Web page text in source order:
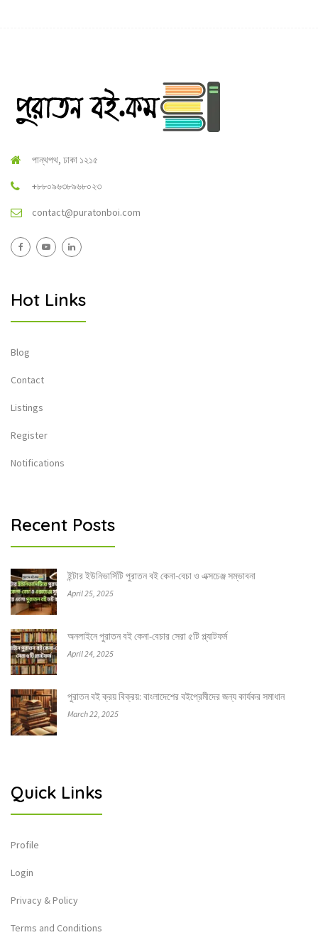
পান্থপথ, ঢাকা ১২১৫
+৮৮০৯৬৩৮৯৬৮০২৩
contact@puratonboi.com
Hot Links
Blog
Contact
Listings
Register
Notifications
Recent Posts
ইন্টার ইউনিভার্সিটি পুরাতন বই কেনা-বেচা ও এক্সচেঞ্জ সম্ভাবনা
April 25, 2025
অনলাইনে পুরাতন বই কেনা-বেচার সেরা ৫টি প্ল্যাটফর্ম
April 24, 2025
পুরাতন বই ক্রয় বিক্রয়: বাংলাদেশের বইপ্রেমীদের জন্য কার্যকর সমাধান
March 22, 2025
Quick Links
Profile
Login
Privacy & Policy
Terms and Conditions